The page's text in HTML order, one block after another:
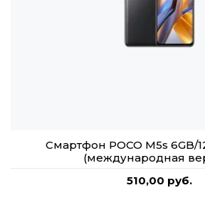
Смартфон POCO M5s 6GB/
(международная
510,00 руб.